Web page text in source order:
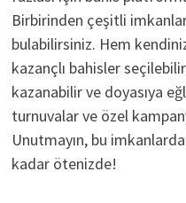
Birbirinden çeşitli imkanlar
bulabilirsiniz. Hem
kazançlı bahisler
kazanabilir ve doyasıya
turnuvalar ve özel
Unutmayın, bu
kadar ötenizde!